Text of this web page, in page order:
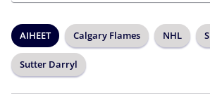
AIHEET Calgary Flames NHL
Sutter Darryl